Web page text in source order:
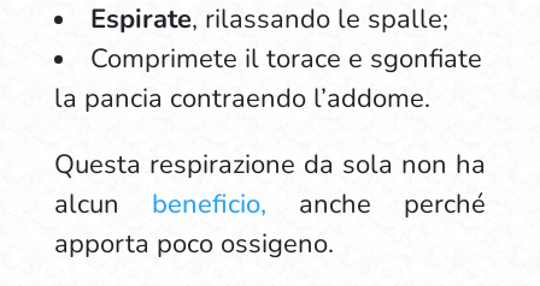
Espirate, rilassando le spalle;
Comprimete il torace e sgonfiate
la pancia contraendo l’addome.
Questa respirazione da sola non ha
alcun beneficio, anche perché
apporta poco ossigeno.